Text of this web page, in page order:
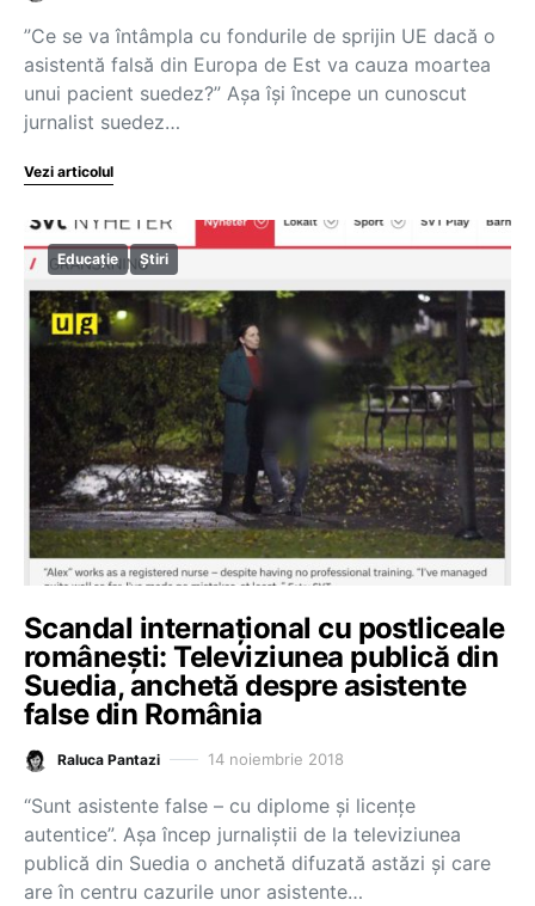
”Ce se va întâmpla cu fondurile de sprijin UE dacă o
asistentă falsă din Europa de Est va cauza moartea
unui pacient suedez?” Așa își începe un cunoscut
jurnalist suedez…
Vezi articolul
Educație Știri
Scandal internațional cu postliceale
românești: Televiziunea publică din
Suedia, anchetă despre asistente
false din România
Raluca Pantazi 14 noiembrie 2018
“Sunt asistente false – cu diplome și licențe
autentice”. Așa încep jurnaliștii de la televiziunea
publică din Suedia o anchetă difuzată astăzi și care
are în centru cazurile unor asistente…